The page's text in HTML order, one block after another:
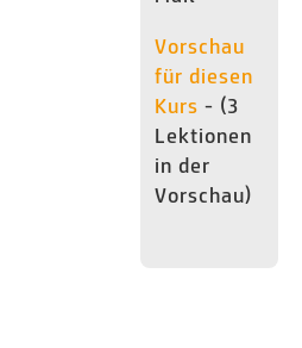
Vorschau
für diesen
Kurs - (3
Lektionen
in der
Vorschau)